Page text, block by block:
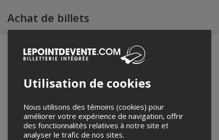
Achat de billets
robot ci-bas.
Utilisation de cookies
Nous utilisons des témoins (cookies) pour
améliorer votre expérience de navigation, offrir
des fonctionnalités relatives à notre site et
analyser le trafic de nos sites.